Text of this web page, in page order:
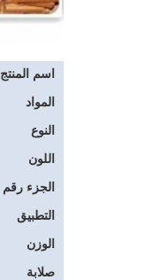
اسم المنتج
المواد
النوع
اللون
الجزء رقم
التطبيق
الوزن
صلابة